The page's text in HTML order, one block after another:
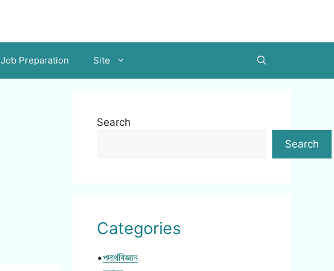
Job Preparation Site
Search
Search
Categories
•পদার্থবিজ্ঞান